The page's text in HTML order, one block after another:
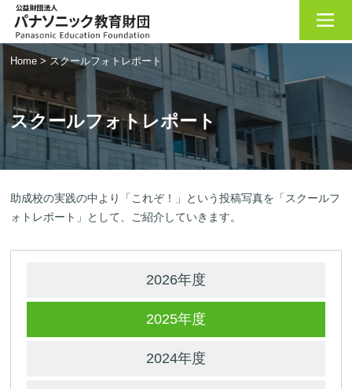
Home > スクールフォトレポート
スクールフォトレポート
助成校の実践の中より「これぞ！」という投稿写真を「スクールフ
ォトレポート」として、ご紹介していきます。
2026年度
2025年度
2024年度